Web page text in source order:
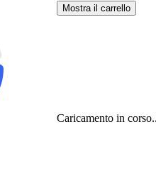
Mostra il carrello
Caricamento in